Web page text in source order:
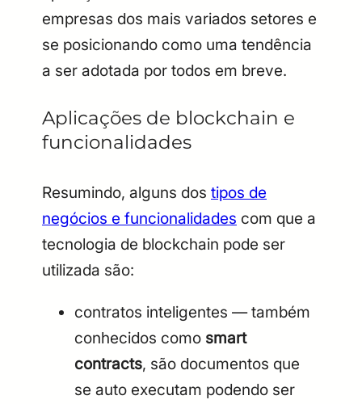
empresas dos mais variados setores e
se posicionando como uma tendência
a ser adotada por todos em breve.
Aplicações de blockchain e
funcionalidades
Resumindo, alguns dos tipos de
negócios e funcionalidades com que a
tecnologia de blockchain pode ser
utilizada são:
contratos inteligentes — também
conhecidos como smart
contracts, são documentos que
se auto executam podendo ser